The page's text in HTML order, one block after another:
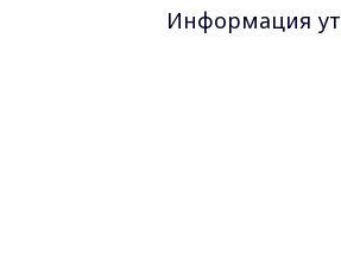
Информация